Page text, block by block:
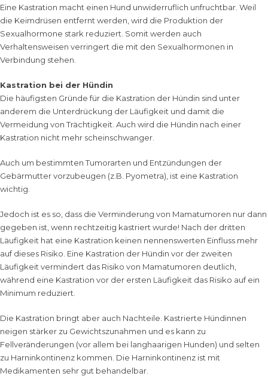
Eine Kastration macht einen Hund unwiderruflich unfruchtbar. Weil
die Keimdrüsen entfernt werden, wird die Produktion der
Sexualhormone stark reduziert. Somit werden auch
Verhaltensweisen verringert die mit den Sexualhormonen in
Verbindung stehen.
Kastration bei der Hündin
Die häufigsten Gründe für die Kastration der Hündin sind unter
anderem die Unterdrückung der Läufigkeit und damit die
Vermeidung von Trächtigkeit. Auch wird die Hündin nach einer
Kastration nicht mehr scheinschwanger.
Auch um bestimmten Tumorarten und Entzündungen der
Gebärmutter vorzubeugen (z.B. Pyometra), ist eine Kastration
wichtig.
Jedoch ist es so, dass die Verminderung von Mamatumoren nur dann
gegeben ist, wenn rechtzeitig kastriert wurde! Nach der dritten
Läufigkeit hat eine Kastration keinen nennenswerten Einfluss mehr
auf dieses Risiko. Eine Kastration der Hündin vor der zweiten
Läufigkeit vermindert das Risiko von Mamatumoren deutlich,
während eine Kastration vor der ersten Läufigkeit das Risiko auf ein
Minimum reduziert.
Die Kastration bringt aber auch Nachteile. Kastrierte Hündinnen
neigen stärker zu Gewichtszunahmen und es kann zu
Fellveränderungen (vor allem bei langhaarigen Hunden) und selten
zu Harninkontinenz kommen. Die Harninkontinenz ist mit
Medikamenten sehr gut behandelbar.